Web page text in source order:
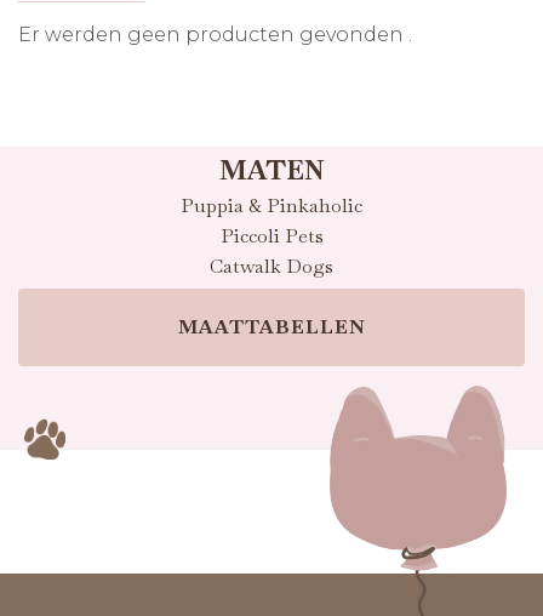
Er werden geen producten gevonden .
MATEN
Puppia & Pinkaholic
Piccoli Pets
Catwalk Dogs
MAATTABELLEN